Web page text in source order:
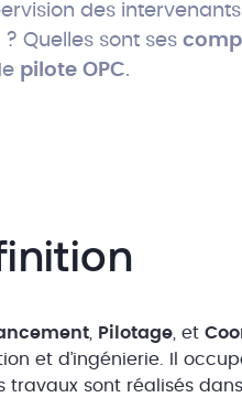
des
? Quelles sont ses
pilote OPC.
Pilotage , et
et d’ingénierie. Il
travaux sont réalisés